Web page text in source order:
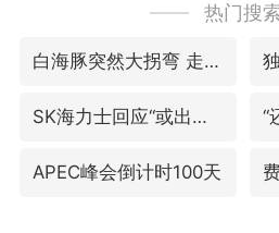
热门搜
白海豚突然大拐弯 走出罕见路线
SK海力士回应“或出售重庆工厂”传闻 “
APEC峰会倒计时100天